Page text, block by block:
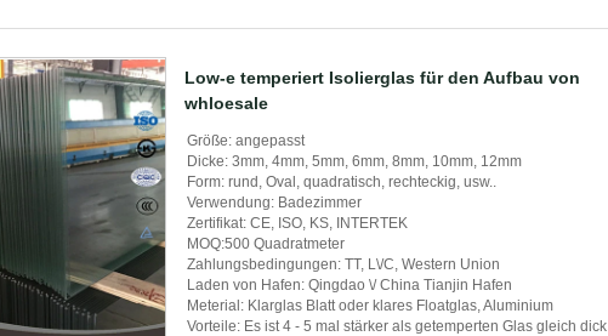
Low-e temperiert Isolierglas für den Aufbau von
whloesale
Größe: angepasst
Dicke: 3mm, 4mm, 5mm, 6mm, 8mm, 10mm, 12mm
Form: rund, Oval, quadratisch, rechteckig, usw..
Verwendung: Badezimmer
Zertifikat: CE, ISO, KS, INTERTEK
MOQ:500 Quadratmeter
Zahlungsbedingungen: TT, L\/C, Western Union
Laden von Hafen: Qingdao \/ China Tianjin Hafen
Meterial: Klarglas Blatt oder klares Floatglas, Aluminium
Vorteile: Es ist 4 - 5 mal stärker als getemperten Glas gleich dick